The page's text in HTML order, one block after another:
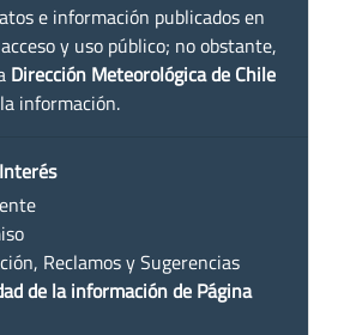
e información publicados en
y uso público; no obstante,
Dirección Meteorológica de Chile
información.
Reclamos y Sugerencias
de la información de Página